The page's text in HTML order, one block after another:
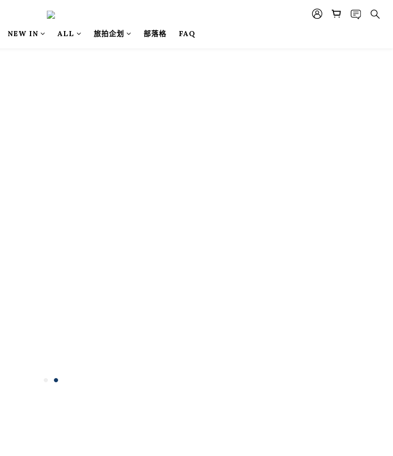
NEW IN ALL 旅拍企划 部落格 FAQ